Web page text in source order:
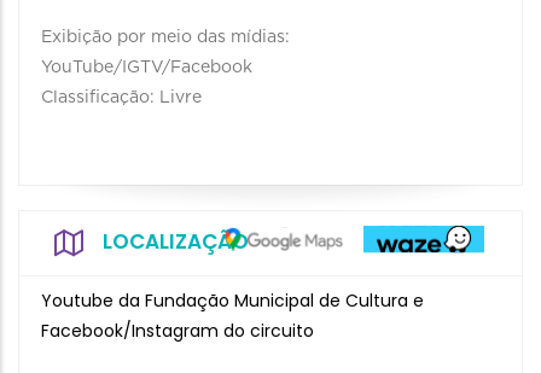
Exibição por meio das mídias:
YouTube/IGTV/Facebook
Classificação: Livre
LOCALIZAÇÃO
Youtube da Fundação Municipal de Cultura e
Facebook/Instagram do circuito